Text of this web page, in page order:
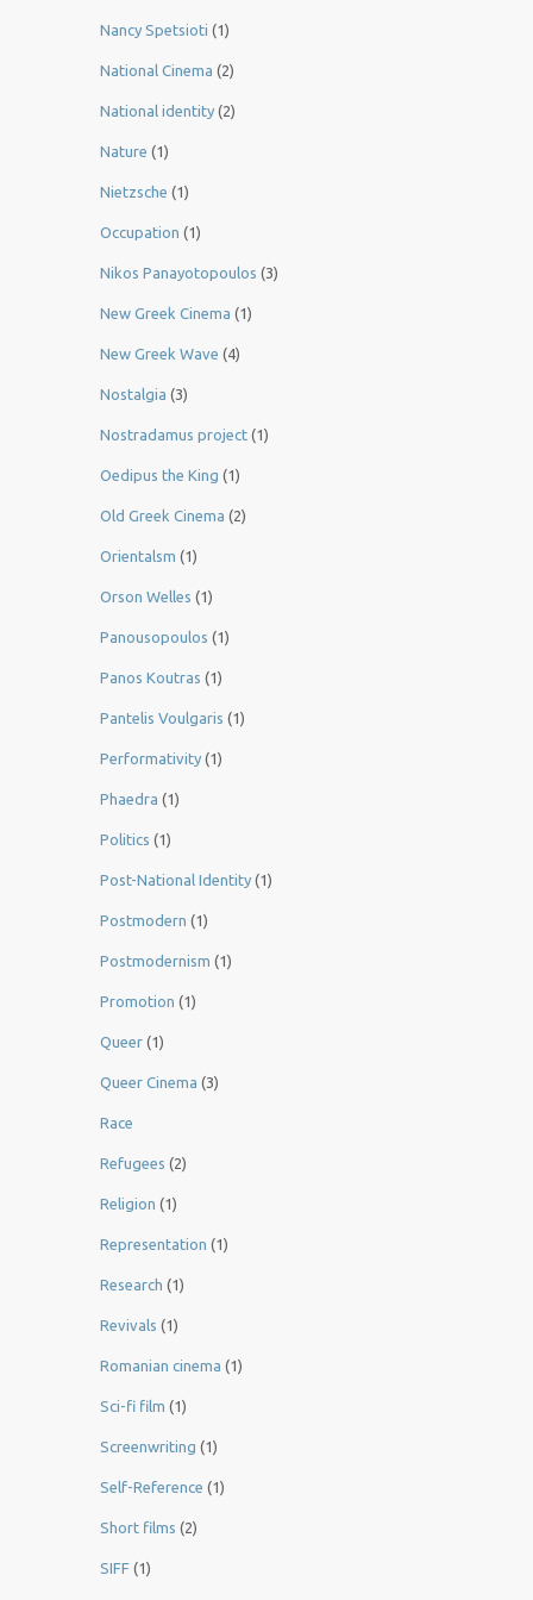
Nancy Spetsioti (1)
National Cinema (2)
National identity (2)
Nature (1)
Nietzsche (1)
Occupation (1)
Nikos Panayotopoulos (3)
New Greek Cinema (1)
New Greek Wave (4)
Nostalgia (3)
Nostradamus project (1)
Oedipus the King (1)
Old Greek Cinema (2)
Orientalsm (1)
Orson Welles (1)
Panousopoulos (1)
Panos Koutras (1)
Pantelis Voulgaris (1)
Performativity (1)
Phaedra (1)
Politics (1)
Post-National Identity (1)
Postmodern (1)
Postmodernism (1)
Promotion (1)
Queer (1)
Queer Cinema (3)
Race
Refugees (2)
Religion (1)
Representation (1)
Research (1)
Revivals (1)
Romanian cinema (1)
Sci-fi film (1)
Screenwriting (1)
Self-Reference (1)
Short films (2)
SIFF (1)